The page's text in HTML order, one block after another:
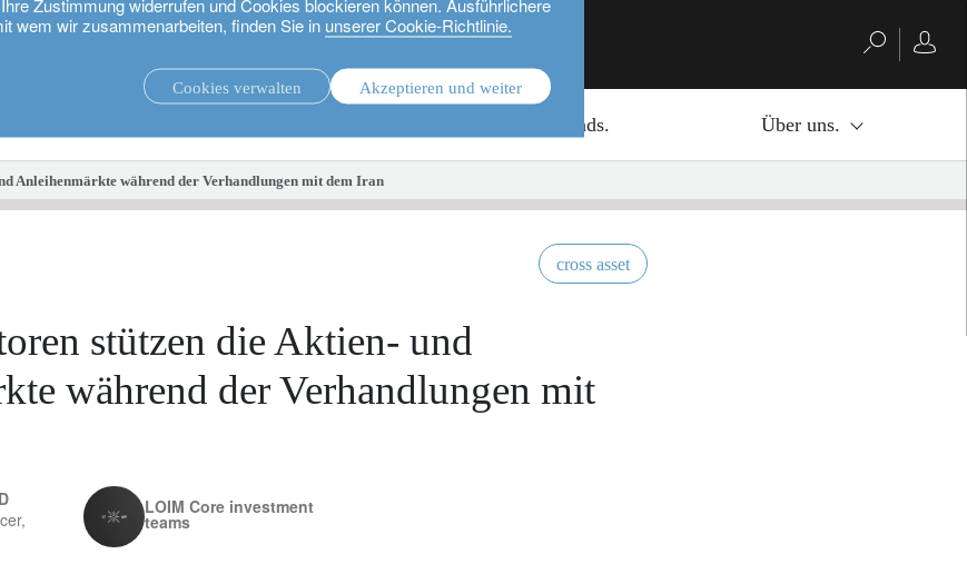
wem wir zusammenarbeiten, finden Sie in unserer Cookie-Richtlinie.
Cookies verwalten Akzeptieren und weiter
Investmentfonds. Über uns.
Anleihenmärkte während der Verhandlungen mit dem Iran
cross asset
stützen die Aktien- und
während der Verhandlungen mit
LOIM Core investment
teams